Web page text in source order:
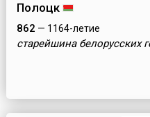
Полоцк
862 — 1164-летие
старейшина белорусских